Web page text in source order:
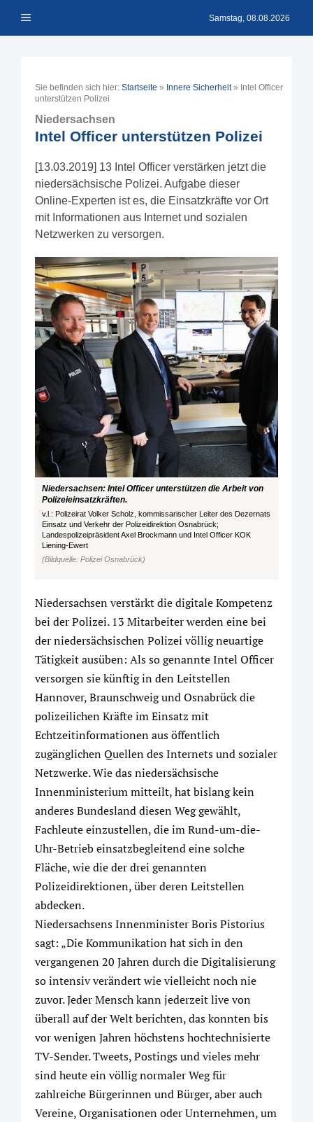
Inhalt Menü Samstag, 08.08.2026
Sie befinden sich hier: Startseite » Innere Sicherheit» Intel Officer
unterstützen Polizei
Niedersachsen
Intel Officer unterstützen Polizei
[13.03.2019] 13 Intel Officer verstärken jetzt die
niedersächsische Polizei. Aufgabe dieser
Online-Experten ist es, die Einsatzkräfte vor Ort
mit Informationen aus Internet und sozialen
Netzwerken zu versorgen.
Niedersachsen: Intel Officer unterstützen die Arbeit von
Polizeieinsatzkräften.
v.l.: Polizeirat Volker Scholz, kommissarischer Leiter des Dezernats
Einsatz und Verkehr der Polizeidirektion Osnabrück;
Landespolizeipräsident Axel Brockmann und Intel Officer KOK
Liening-Ewert
(Bildquelle: Polizei Osnabrück)
Niedersachsen verstärkt die digitale Kompetenz
bei der Polizei. 13 Mitarbeiter werden eine bei
der niedersächsischen Polizei völlig neuartige
Tätigkeit ausüben: Als so genannte Intel Officer
versorgen sie künftig in den Leitstellen
Hannover, Braunschweig und Osnabrück die
polizeilichen Kräfte im Einsatz mit
Echtzeitinformationen aus öffentlich
zugänglichen Quellen des Internets und sozialer
Netzwerke. Wie das niedersächsische
Innenministerium mitteilt, hat bislang kein
anderes Bundesland diesen Weg gewählt,
Fachleute einzustellen, die im Rund-um-die-
Uhr-Betrieb einsatzbegleitend eine solche
Fläche, wie die der drei genannten
Polizeidirektionen, über deren Leitstellen
abdecken.
Niedersachsens Innenminister Boris Pistorius
sagt: „Die Kommunikation hat sich in den
vergangenen 20 Jahren durch die Digitalisierung
so intensiv verändert wie vielleicht noch nie
zuvor. Jeder Mensch kann jederzeit live von
überall auf der Welt berichten, das konnten bis
vor wenigen Jahren höchstens hochtechnisierte
TV-Sender. Tweets, Postings und vieles mehr
sind heute ein völlig normaler Weg für
zahlreiche Bürgerinnen und Bürger, aber auch
Vereine, Organisationen oder Unternehmen, um